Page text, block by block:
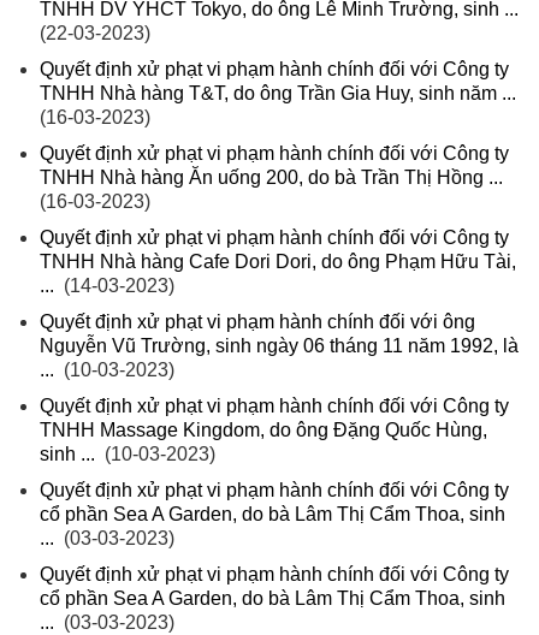
TNHH DV YHCT Tokyo, do ông Lê Minh Trường, sinh ...
(22-03-2023)
Quyết định xử phạt vi phạm hành chính đối với Công ty
TNHH Nhà hàng T&T, do ông Trần Gia Huy, sinh năm ...
(16-03-2023)
Quyết định xử phạt vi phạm hành chính đối với Công ty
TNHH Nhà hàng Ăn uống 200, do bà Trần Thị Hồng ...
(16-03-2023)
Quyết định xử phạt vi phạm hành chính đối với Công ty
TNHH Nhà hàng Cafe Dori Dori, do ông Phạm Hữu Tài,
... (14-03-2023)
Quyết định xử phạt vi phạm hành chính đối với ông
Nguyễn Vũ Trường, sinh ngày 06 tháng 11 năm 1992, là
... (10-03-2023)
Quyết định xử phạt vi phạm hành chính đối với Công ty
TNHH Massage Kingdom, do ông Đặng Quốc Hùng,
sinh ... (10-03-2023)
Quyết định xử phạt vi phạm hành chính đối với Công ty
cổ phần Sea A Garden, do bà Lâm Thị Cẩm Thoa, sinh
... (03-03-2023)
Quyết định xử phạt vi phạm hành chính đối với Công ty
cổ phần Sea A Garden, do bà Lâm Thị Cẩm Thoa, sinh
... (03-03-2023)